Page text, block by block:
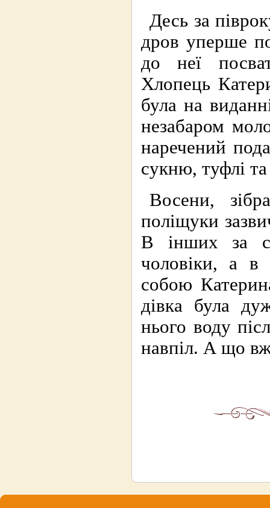
Десь за
дров уперше
до неї
Хлопець
була на
незабаром
наречений
сукню, туфлі
Восени,
поліщуки
В інших за
чоловіки, а в
собою
дівка була
нього воду
навпіл. А що